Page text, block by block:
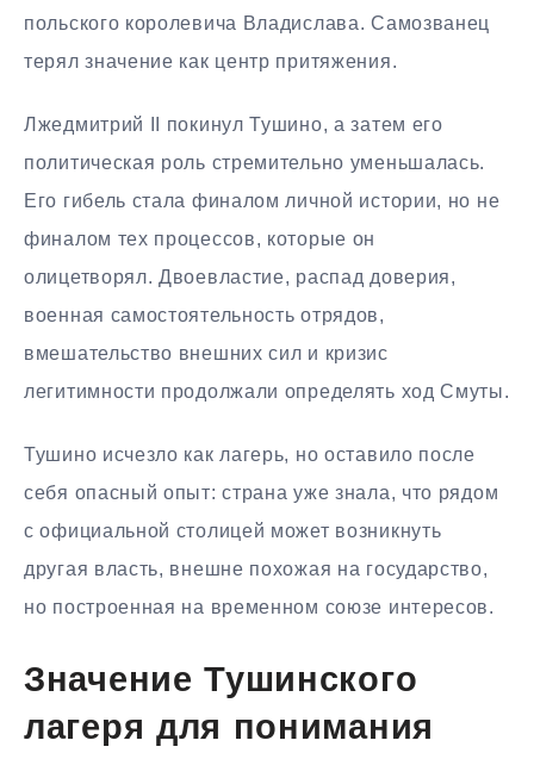
польского королевича Владислава. Самозванец
терял значение как центр притяжения.
Лжедмитрий II покинул Тушино, а затем его
политическая роль стремительно уменьшалась.
Его гибель стала финалом личной истории, но не
финалом тех процессов, которые он
олицетворял. Двоевластие, распад доверия,
военная самостоятельность отрядов,
вмешательство внешних сил и кризис
легитимности продолжали определять ход Смуты.
Тушино исчезло как лагерь, но оставило после
себя опасный опыт: страна уже знала, что рядом
с официальной столицей может возникнуть
другая власть, внешне похожая на государство,
но построенная на временном союзе интересов.
Значение Тушинского
лагеря для понимания